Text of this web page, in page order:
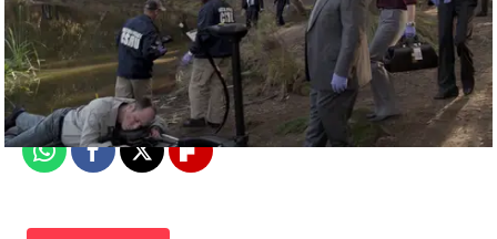
Nova
Madrid
Publicado:07 de febrero de 2018, 17:13
WhatsappFacebook
X Flipboard